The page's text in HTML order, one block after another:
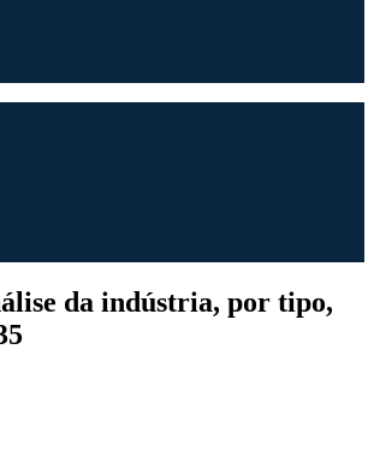
da indústria, por tipo,